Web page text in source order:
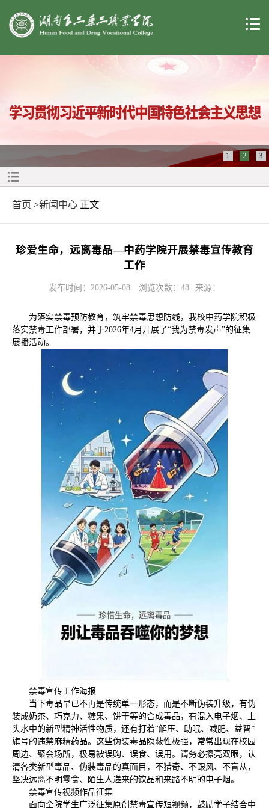
1 2 3
首页 >新闻中心 正文
珍爱生命，远离毒品—中药学院开展禁毒宣传教育
工作
发布时间：2026-05-08 浏览次数： 48 来源：
为落实禁毒预防教育，筑牢禁毒思想防线，我校中药学院积极
落实禁毒工作部署，并于2026年4月开展了“我为禁毒发声”的征集
展播活动。
禁毒宣传工作海报
当下毒品早已不再是传统单一形态，而是不断伪装升级，有伪
装成奶茶、巧克力、糖果、饼干等的合成毒品，有混入电子烟、上
头水中的新型精神活性物质，还有打着“解压、助眠、减肥、益智”
旗号的违禁麻精药品。这些伪装毒品隐蔽性极强，常常出现在校园
周边、聚会场所，极易被误购、误食、误用。请务必擦亮双眼，认
清各类新型毒品、伪装毒品的真面目，不猎奇、不跟风、不盲从，
坚决远离不明零食、陌生人递来的饮品和来路不明的电子烟。
禁毒宣传视频作品征集
面向全院学生广泛征集原创禁毒宣传短视频，鼓励学子结合中